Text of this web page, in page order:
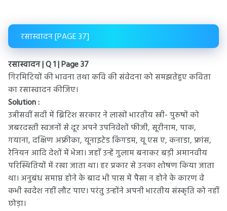
रसास्वादन [PAGE 37]
रसास्वादन | Q 1 | Page 37
गिरमिटियों की भावना तथा कवि की संवेदना को समझतेहुए कविता
का रसास्वादन कीजिए।
Solution :
उन्नीसवीं सदी में ब्रिटिश सरकार ने लाखों भारतीय स्त्री- पुरुषों को
जबरदस्ती स्वजनों से दूर अपने उपनिवेशों फीजी, सूरीनाम, पाक,
गयाना, दक्षिण अफ्रीका, यूनाइटेड किंगडम, यू एस ए, कनाडा, फ्रांस,
रेनियन आदि देशों में भेजा। जहाँ उन्हें गुलाम बनाकर बड़ी अमानवीय
परिस्थितियों में रखा जाता था। हर प्रकार से उनका शोषण किया जाता
था। अनुबंध समाप्त होने के बाद भी पास में पैसा न होने के कारण वे
कभी स्वदेश नहीं लौट पाए। परंतु उन्होंने अपनी भारतीय संस्कृति को नहीं
छोड़ा।